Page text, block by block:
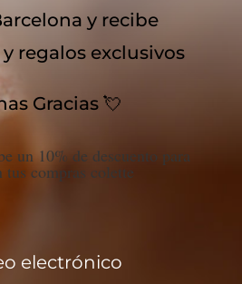
y recibe
regalos exclusivos
Gracias 💘
un 10% de descuento para
tus compras colette